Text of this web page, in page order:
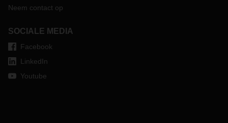
Neem contact op
SOCIALE MEDIA
Facebook
LinkedIn
Youtube